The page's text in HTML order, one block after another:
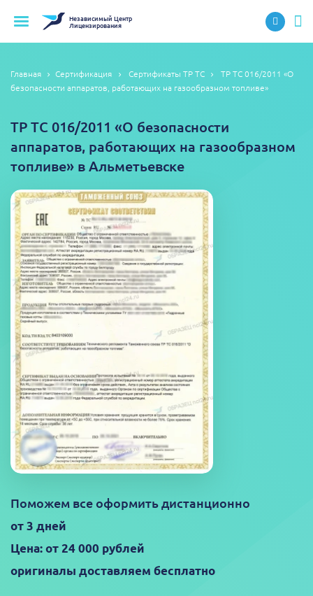
НезависимыйЦентр
Лицензирования
Главная Сертификация Сертификаты ТР ТС
ТР ТС 016/2011 «О
безопасности аппаратов, работающих на газообразном топливе»
ТР ТС 016/2011 «О безопасности
аппаратов, работающих на газообразном
топливе» в Альметьевске
Поможем все оформить дистанционно
от 3 дней
Цена: от 24 000 рублей
оригиналы доставляем бесплатно